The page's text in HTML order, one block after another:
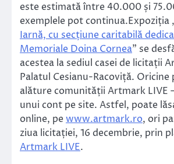
este estimată între 40.000 și
exemplele pot continua.Expoziția
Iarnă, cu secțiune caritabilă
Memoriale Doina Cornea” se
acestea la sediul casei de licitații
Palatul Cesianu-Racoviță. Oricine
alăture comunității Artmark LIVE
unui cont pe site. Astfel, poate
online, pewww.artmark.ro, ori
ziua licitației, 16 decembrie, prin
Artmark LIVE.